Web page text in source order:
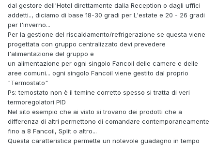
dal gestore dell'Hotel direttamente dalla Reception o dagli uffici
addetti.., diciamo di base 18-30 gradi per L'estate e 20 - 26 gradi
per l'inverno...
Per la gestione del riscaldamento/refrigerazione se questa viene
progettata con gruppo centralizzato devi prevedere
l'alimentazione del gruppo e
un alimentazione per ogni singolo Fancoil delle camere e delle
aree comuni... ogni singolo Fancoil viene gestito dal proprio
"Termostato"
Ps: temostato non è il temine corretto spesso si tratta di veri
termoregolatori PID
Nel sito esempio che ai visto si trovano dei prodotti che a
differenza di altri permettono di comandare contemporaneamente
fino a 8 Fancoil, Split o altro...
Questa caratteristica permette un notevole guadagno in tempo